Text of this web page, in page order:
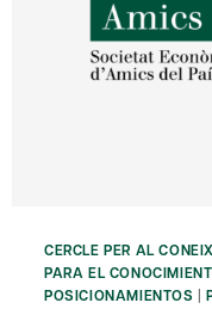
CERCLE PER AL
PARA EL
POSICIONAMIENTOS |